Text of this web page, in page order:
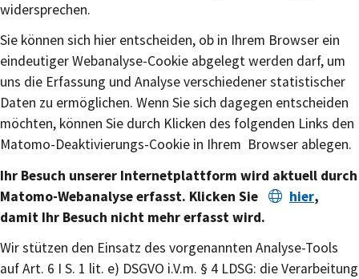
widersprechen.
Sie können sich hier entscheiden, ob in Ihrem Browser ein
eindeutiger Webanalyse-Cookie abgelegt werden darf, um
uns die Erfassung und Analyse verschiedener statistischer
Daten zu ermöglichen. Wenn Sie sich dagegen entscheiden
möchten, können Sie durch Klicken des folgenden Links den
Matomo-Deaktivierungs-Cookie in Ihrem Browser ablegen.
Ihr Besuch unserer Internetplattform wird aktuell durch
Matomo-Webanalyse erfasst. Klicken Sie hier,
damit Ihr Besuch nicht mehr erfasst wird.
Wir stützen den Einsatz des vorgenannten Analyse-Tools
auf Art. 6 I S. 1 lit. e) DSGVO i.V.m. § 4 LDSG: die Verarbeitung